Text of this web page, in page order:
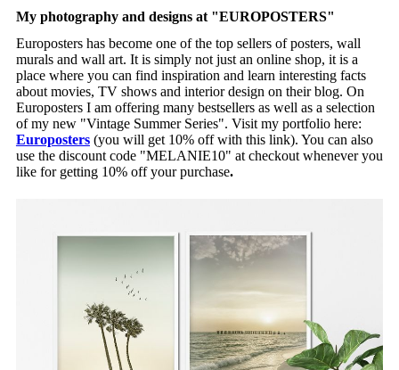
My photography and designs at "EUROPOSTERS"
Europosters has become one of the top sellers of posters, wall
murals and wall art. It is simply not just an online shop, it is a
place where you can find inspiration and learn interesting facts
about movies, TV shows and interior design on their blog. On
Europosters I am offering many bestsellers as well as a selection
of my new "Vintage Summer Series". Visit my portfolio here:
Europosters (you will get 10% off with this link). You can also
use the discount code "MELANIE10" at checkout whenever you
like for getting 10% off your purchase.